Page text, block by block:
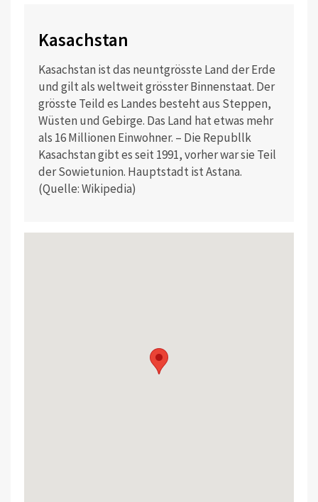
Kasachstan
Kasachstan ist das neuntgrösste Land der Erde
und gilt als weltweit grösster Binnenstaat. Der
grösste Teild es Landes besteht aus Steppen,
Wüsten und Gebirge. Das Land hat etwas mehr
als 16 Millionen Einwohner. – Die Republlk
Kasachstan gibt es seit 1991, vorher war sie Teil
der Sowietunion. Hauptstadt ist Astana.
(Quelle: Wikipedia)